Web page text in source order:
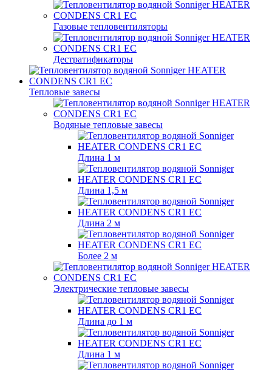
Газовые тепловентиляторы
Дестратификаторы
Тепловые завесы
Водяные тепловые завесы
Длина 1 м
Длина 1,5 м
Длина 2 м
Более 2 м
Электрические тепловые завесы
Длина до 1 м
Длина 1 м